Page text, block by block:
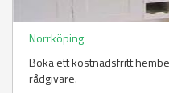
Norrköping
Boka ett kostnadsfritt
rådgivare.